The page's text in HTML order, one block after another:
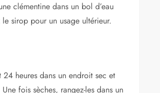
clémentine dans un bol d’eau
sirop pour un usage ultérieur.
heures dans un endroit sec et
fois sèches, rangez-les dans un